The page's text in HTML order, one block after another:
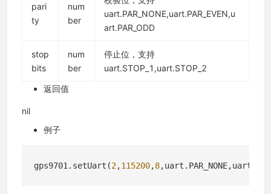
pari
ty
num
ber
uart.PAR_NONE,uart.PAR_EVEN,u
art.PAR_ODD
stop
bits
num
ber
停止位，支持
uart.STOP_1,uart.STOP_2
返回值
nil
例子
gps9701.setUart(2,115200,8